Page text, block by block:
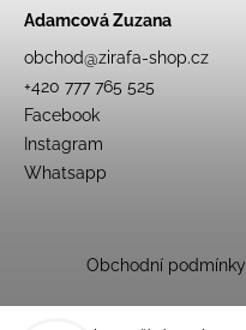
Adamcová Zuzana
obchod@zirafa-shop.cz
+420 777 765 525
Facebook
Instagram
Whatsapp
Obchodní podmínky